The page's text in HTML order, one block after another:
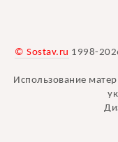
© Sostav.ru 1998-
Использование